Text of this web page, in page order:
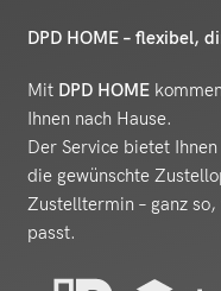
DPD HOME – flexibel,
Mit DPD HOME
Ihnen nach Hause.
Der Service bietet
die gewünschte
Zustelltermin – ganz
passt.